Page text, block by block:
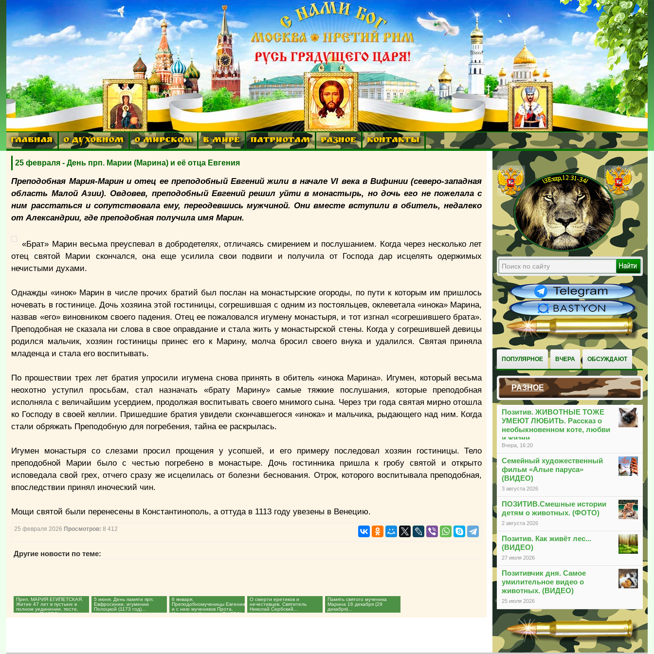
ГЛАВНАЯ О ДУХОВНОМ О МИРСКОМ В МИРЕ ПАТРИОТАМ РАЗНОЕ КОНТАКТЫ
ПОПУЛЯРНОЕ ВЧЕРА ОБСУЖДАЮТ
РАЗНОЕ
Позитив. ЖИВОТНЫЕ ТОЖЕ
УМЕЮТ ЛЮБИТЬ. Рассказ о
необыкновенном коте, любви
и жизни
Вчера, 16:20
Семейный художественный
фильм «Алые паруса»
(ВИДЕО)
3 августа 2026
ПОЗИТИВ.Смешные истории
детям о животных. (ФОТО)
2 августа 2026
Позитив. Как живёт лес...
(ВИДЕО)
27 июля 2026
Позитивчик дня. Самое
умилительное видео о
животных. (ВИДЕО)
25 июля 2026
25 февраля - День прп. Марии (Марина) и её отца Евгения
Преподобная Мария-Марин и отец ее преподобный Евгений жили в начале VI века в Вифинии (северо-западная
область Малой Азии). Овдовев, преподобный Евгений решил уйти в монастырь, но дочь его не пожелала с
ним расстаться и сопутствовала ему, переодевшись мужчиной. Они вместе вступили в обитель, недалеко
от Александрии, где преподобная получила имя Марин.
«Брат» Марин весьма преуспевал в добродетелях, отличаясь смирением и послушанием. Когда через несколько лет
отец святой Марии скончался, она еще усилила свои подвиги и получила от Господа дар исцелять одержимых
нечистыми духами.
Однажды «инок» Марин в числе прочих братий был послан на монастырские огороды, по пути к которым им пришлось
ночевать в гостинице. Дочь хозяина этой гостиницы, согрешившая с одним из постояльцев, оклеветала «инока» Марина,
назвав «его» виновником своего падения. Отец ее пожаловался игумену монастыря, и тот изгнал «согрешившего брата».
Преподобная не сказала ни слова в свое оправдание и стала жить у монастырской стены. Когда у согрешившей девицы
родился мальчик, хозяин гостиницы принес его к Марину, молча бросил своего внука и удалился. Святая приняла
младенца и стала его воспитывать.
По прошествии трех лет братия упросили игумена снова принять в обитель «инока Марина». Игумен, который весьма
неохотно уступил просьбам, стал назначать «брату Марину» самые тяжкие послушания, которые преподобная
исполняла с величайшим усердием, продолжая воспитывать своего мнимого сына. Через три года святая мирно отошла
ко Господу в своей келлии. Пришедшие братия увидели скончавшегося «инока» и мальчика, рыдающего над ним. Когда
стали обряжать Преподобную для погребения, тайна ее раскрылась.
Игумен монастыря со слезами просил прощения у усопшей, и его примеру последовал хозяин гостиницы. Тело
преподобной Марии было с честью погребено в монастыре. Дочь гостинника пришла к гробу святой и открыто
исповедала свой грех, отчего сразу же исцелилась от болезни беснования. Отрок, которого воспитывала преподобная,
впоследствии принял иноческий чин.
Мощи святой были перенесены в Константинополь, а оттуда в 1113 году увезены в Венецию.
25 февраля 2026 Просмотров: 8 412
Другие новости по теме:
Преп. МАРИЯ ЕГИПЕТСКАЯ.
Житие 47 лет в пустыне в
полном уединении, посте,
молитве. (ВИДЕО)...
5 июня. День памяти прп.
Евфросинии, игумении
Полоцкой (1173 год)...
6 января.
Преподобномученицы Евгении
и с нею мучеников Прота,
Иакинфа и Клавдии. (ВИДЕО)...
О смерти еретиков и
нечестивцев. Святитель
Николай Сербский...
Память святого мученика
Марина 16 декабря (29
декабря)...